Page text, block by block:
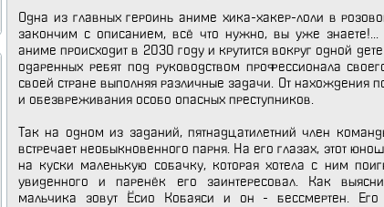
Одна из главных героинь аниме хика-хакер-лоли в
закончим с описанием, всё что нужно, вы уже
аниме происходит в 2030 году и крутится вокруг одной
одаренных ребят под руководством профессионала
своей стране выполняя различные задачи. От нахождения
и обезвреживания особо опасных преступников.
Так на одном из заданий, пятнадцатилетний член
встречает необыкновенного парня. На его глазах, этот
на куски маленькую собачку, которая хотела с ним
увиденного и паренёк его заинтересовал. Как
мальчика зовут Ёсио Кобаяси и он - бессмертен. Его